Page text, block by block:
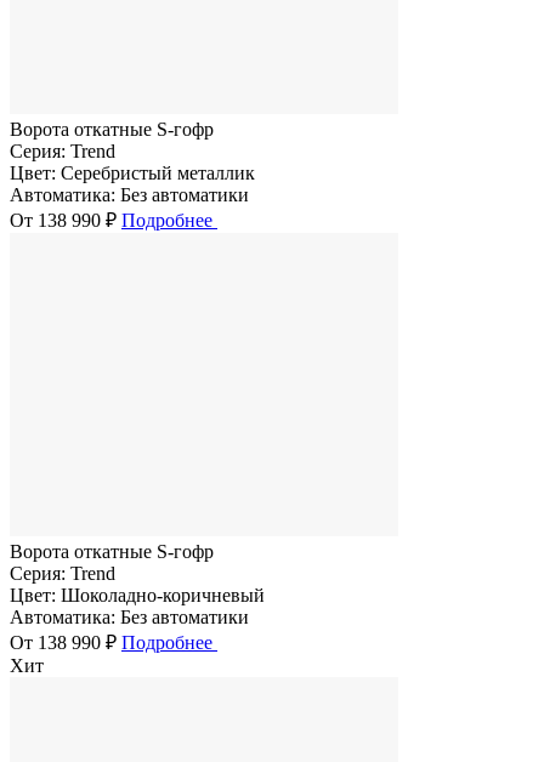
Ворота откатные S-гофр
Серия: Trend
Цвет: Серебристый металлик
Автоматика: Без автоматики
От 138 990 ₽ Подробнее
Ворота откатные S-гофр
Серия: Trend
Цвет: Шоколадно-коричневый
Автоматика: Без автоматики
От 138 990 ₽ Подробнее
Хит